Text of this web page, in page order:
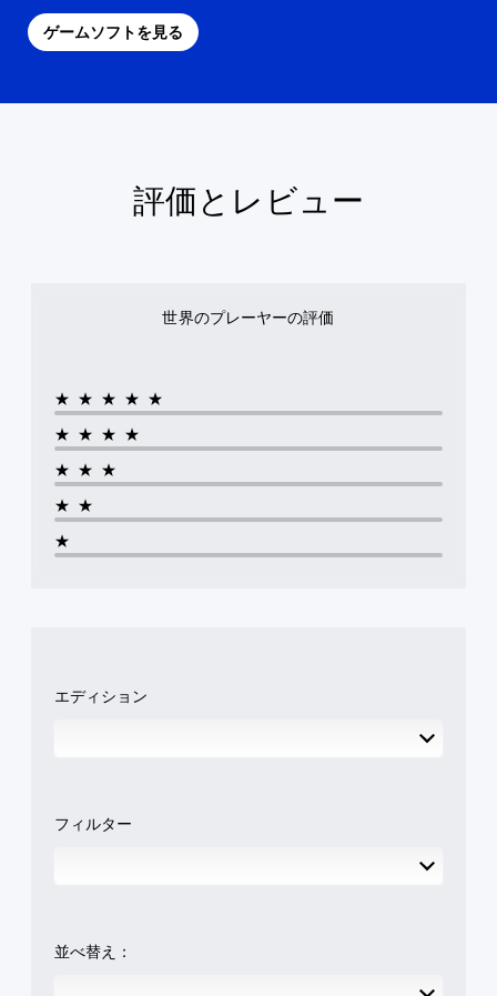
ゲームソフトを見る
評価とレビュー
世界のプレーヤーの評価
★★★★★
★★★★
★★★
★★
★
エディション
フィルター
並べ替え：